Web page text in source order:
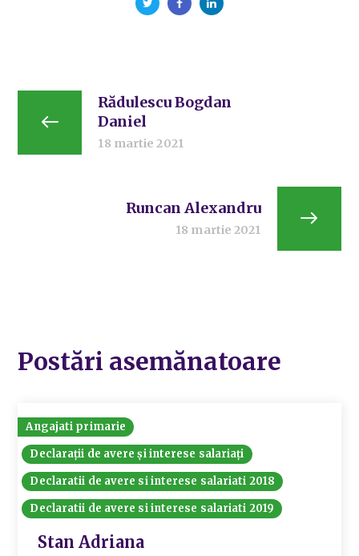
Rădulescu Bogdan
Daniel
18 martie 2021
Runcan Alexandru
18 martie 2021
Postări asemănatoare
Angajati primarie
Declarații de avere și interese salariați
Declaratii de avere si interese salariati 2018
Declaratii de avere si interese salariati 2019
Stan Adriana